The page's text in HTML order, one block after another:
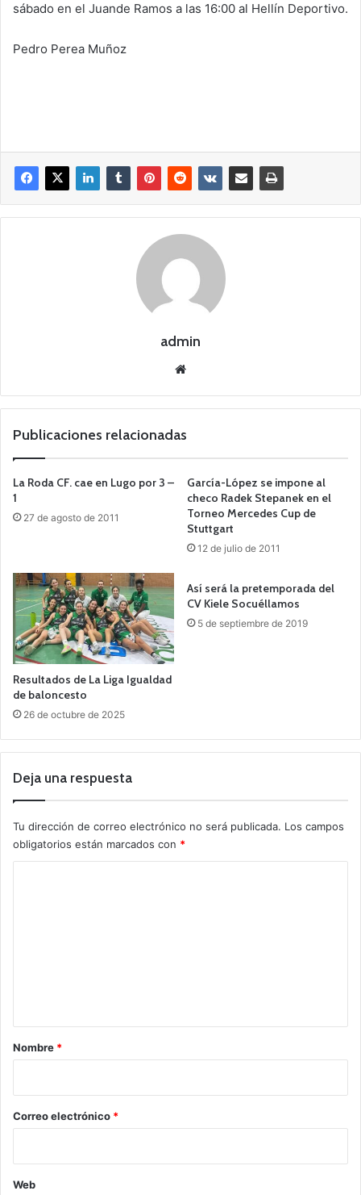
sábado en el Juande Ramos a las 16:00 al Hellín Deportivo.
Pedro Perea Muñoz
admin
we
Publicaciones relacionadas
La Roda CF. cae en Lugo por 3 –
1
27 de agosto de 2011
García-López se impone al
checo Radek Stepanek en el
Torneo Mercedes Cup de
Stuttgart
12 de julio de 2011
Resultados de La Liga Igualdad
de baloncesto
26 de octubre de 2025
Así será la pretemporada del
CV Kiele Socuéllamos
5 de septiembre de 2019
Deja una respuesta
Tu dirección de correo electrónico no será publicada. Los campos
obligatorios están marcados con *
r
*
Nombre *
Correo electrónico *
Web